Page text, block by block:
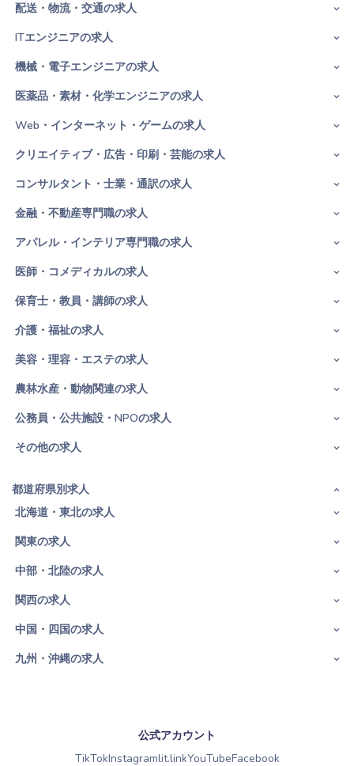
配送・物流・交通の求人
ITエンジニアの求人
機械・電子エンジニアの求人
医薬品・素材・化学エンジニアの求人
Web・インターネット・ゲームの求人
クリエイティブ・広告・印刷・芸能の求人
コンサルタント・士業・通訳の求人
金融・不動産専門職の求人
アパレル・インテリア専門職の求人
医師・コメディカルの求人
保育士・教員・講師の求人
介護・福祉の求人
美容・理容・エステの求人
農林水産・動物関連の求人
公務員・公共施設・NPOの求人
その他の求人
都道府県別求人
北海道・東北の求人
関東の求人
中部・北陸の求人
関西の求人
中国・四国の求人
九州・沖縄の求人
公式アカウント
TikTokInstagramlit.linkYouTubeFacebook